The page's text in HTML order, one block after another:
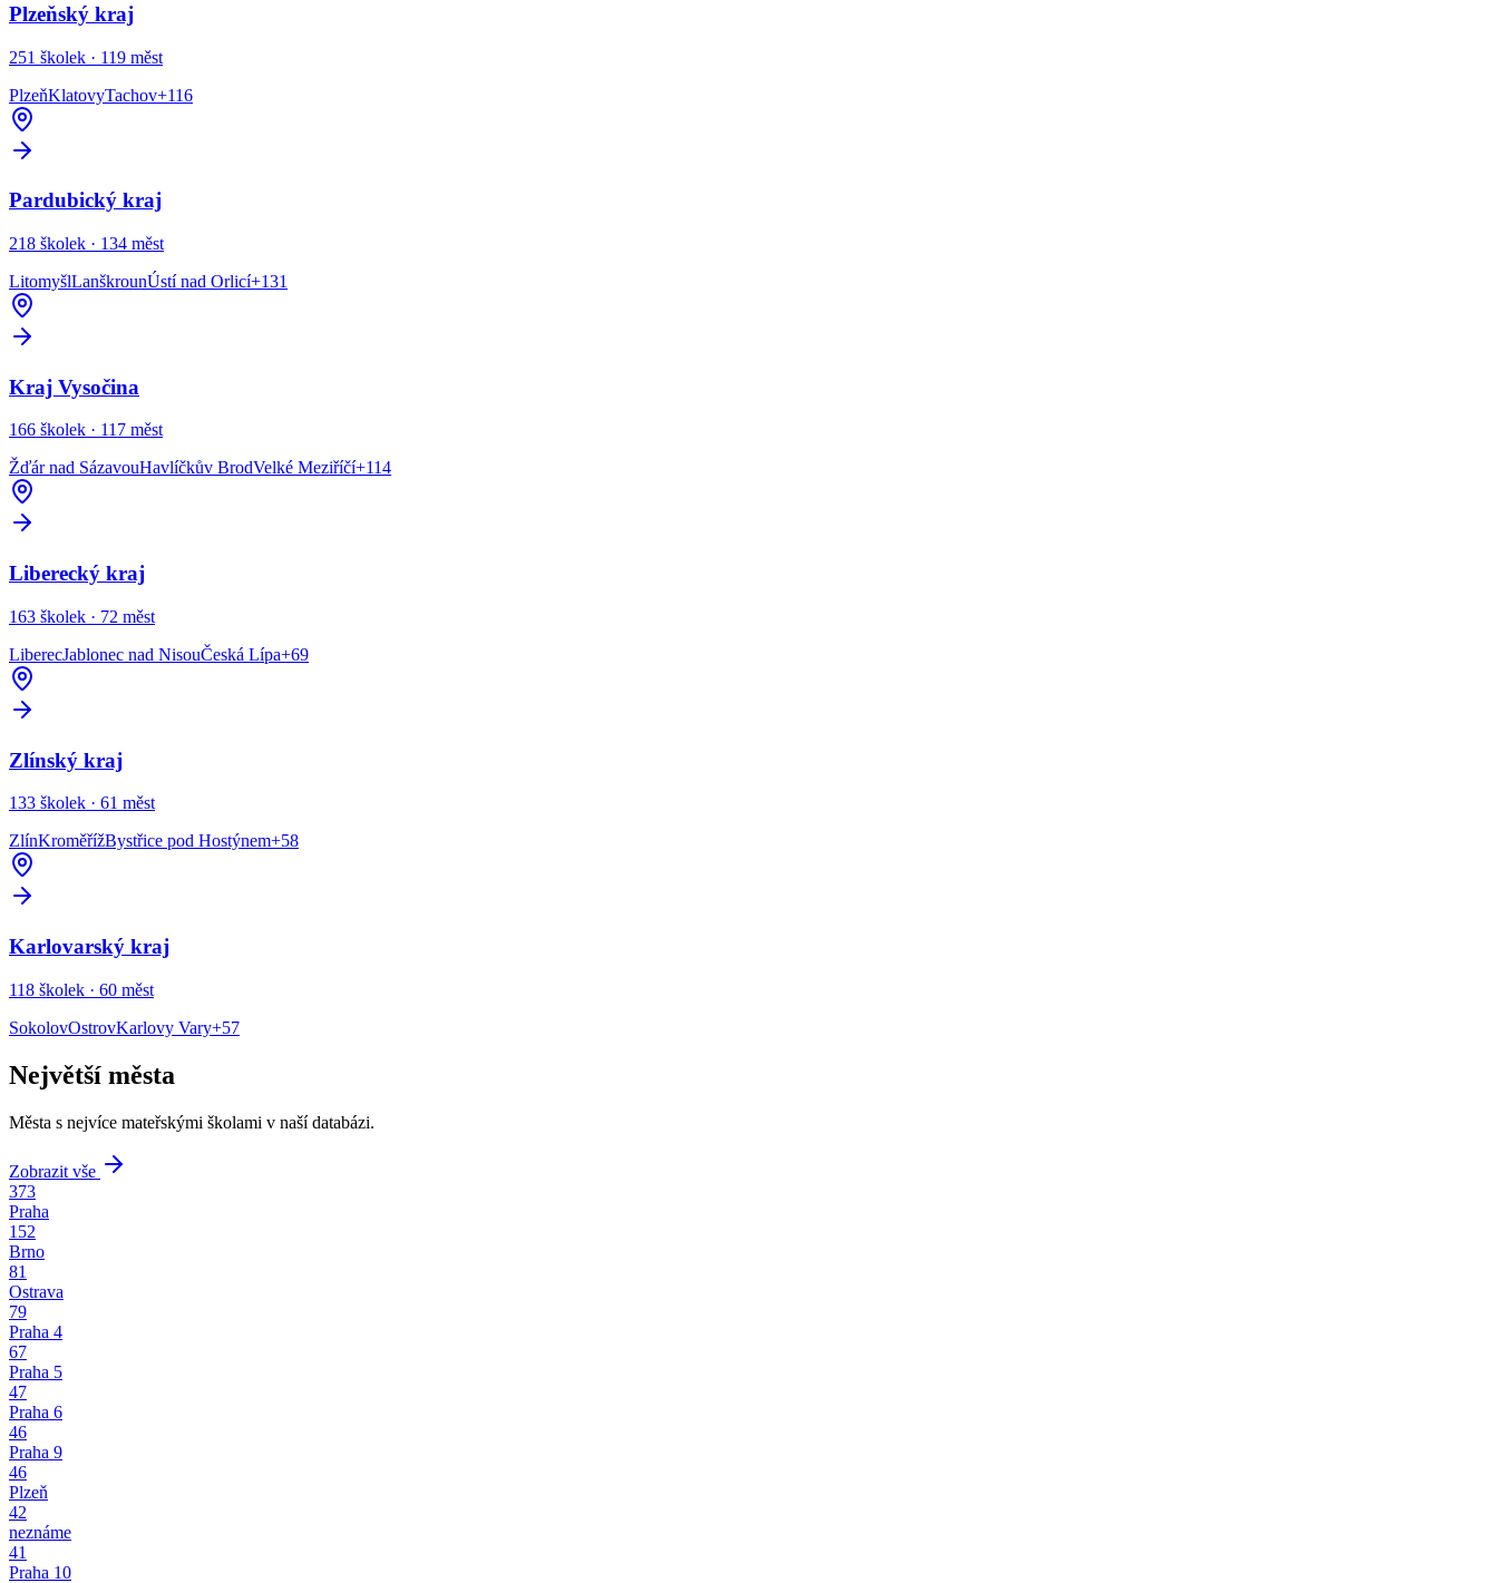
Plzeňský kraj
251 školek · 119 měst
PlzeňKlatovyTachov+116
Pardubický kraj
218 školek · 134 měst
LitomyšlLanškrounÚstí nad Orlicí+131
Kraj Vysočina
166 školek · 117 měst
Žďár nad SázavouHavlíčkův BrodVelké Meziříčí+114
Liberecký kraj
163 školek · 72 měst
LiberecJablonec nad NisouČeská Lípa+69
Zlínský kraj
133 školek · 61 měst
ZlínKroměřížBystřice pod Hostýnem+58
Karlovarský kraj
118 školek · 60 měst
SokolovOstrovKarlovy Vary+57
Největší města
Města s nejvíce mateřskými školami v naší databázi.
Zobrazit vše
373
Praha
152
Brno
81
Ostrava
79
Praha 4
67
Praha 5
47
Praha 6
46
Praha 9
46
Plzeň
42
neznáme
41
Praha 10